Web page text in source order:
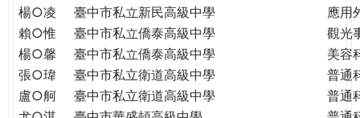
楊○凌
臺中市私立新民高級中學
應用
賴○惟
臺中市私立僑泰高級中學
觀光
楊○馨
臺中市私立僑泰高級中學
美容
張○瑋
臺中市私立衛道高級中學
普通
盧○舸
臺中市私立衛道高級中學
普通